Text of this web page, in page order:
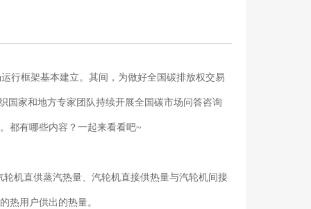
行框架基本建立。其间，为做好全国碳排放权交易
国家和地方专家团队持续开展全国碳市场问答咨询
都有哪些内容？一起来看看吧~
机直供蒸汽热量、汽轮机直接供热量与汽轮机间接
热用户供出的热量。